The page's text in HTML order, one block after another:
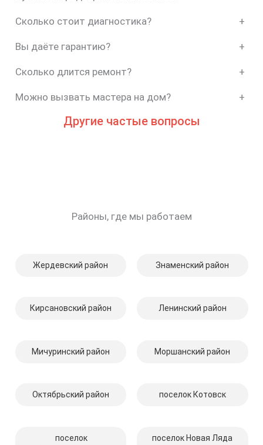
Сколько стоит диагностика? +
Вы даёте гарантию? +
Сколько длится ремонт? +
Можно вызвать мастера на дом? +
Другие частые вопросы
Районы, где мы работаем
Жердевский район Знаменский район
Кирсановский район Ленинский район
Мичуринский район Моршанский район
Октябрьский район поселок Котовск
поселок
поселок Новая Ляда